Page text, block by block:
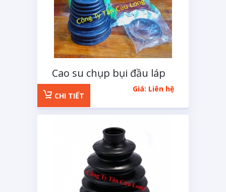
Cao su chụp bụi đầu láp
ngoài đa năng
Giá: Liên hệ
CHI TIẾT